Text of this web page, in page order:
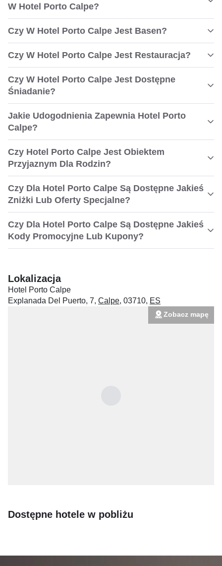
W Hotel Porto Calpe?
Czy W Hotel Porto Calpe Jest Basen?
Czy W Hotel Porto Calpe Jest Restauracja?
Czy W Hotel Porto Calpe Jest Dostępne
Śniadanie?
Jakie Udogodnienia Zapewnia Hotel Porto
Calpe?
Czy Hotel Porto Calpe Jest Obiektem
Przyjaznym Dla Rodzin?
Czy Dla Hotel Porto Calpe Są Dostępne Jakieś
Zniżki Lub Oferty Specjalne?
Czy Dla Hotel Porto Calpe Są Dostępne Jakieś
Kody Promocyjne Lub Kupony?
Lokalizacja
Hotel Porto Calpe
Explanada Del Puerto, 7, Calpe, 03710, ES
Zobacz mapę
Dostępne hotele w pobliżu